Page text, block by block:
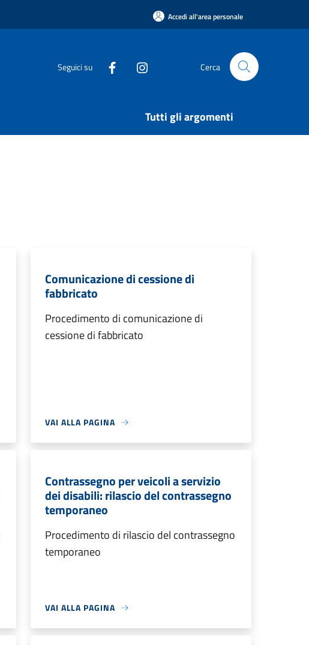
Accedi all'area personale
Seguici su Cerca
Tutti gli argomenti
Comunicazione di cessione di
fabbricato
Procedimento di comunicazione di
cessione di fabbricato
VAI ALLA PAGINA
Contrassegno per veicoli a servizio
dei disabili: rilascio del contrassegno
temporaneo
Procedimento di rilascio del contrassegno
temporaneo
VAI ALLA PAGINA